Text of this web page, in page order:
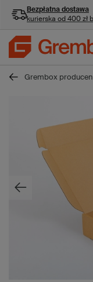
Bezpłatna dostawa
kurierska od 400 zł
Grembox